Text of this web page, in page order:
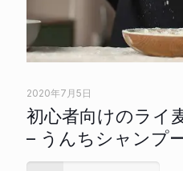
2020年7月5日
初心者向けのライ
– うんちシャンプ